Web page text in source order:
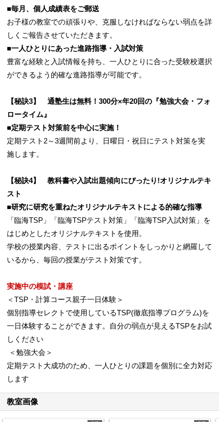
■毎月、個人成績表をご郵送
お子様の教室での頑張りや、克服しなければならない弱点を詳
しくご報告させていただきます。
■一人ひとりにあった進路指導・入試対策
豊富な経験と入試情報を持ち、一人ひとりに合った受験校選択
ができるよう的確な進路指導が可能です。
【秘訣3】 通塾生は無料！300分×年20回の『勉強大会・フォ
ロータイム』
■定期テスト対策前を中心に実施！
定期テスト2～3週間前より、日曜日・祝日にテスト対策を実
施します。
【秘訣4】 教科書や入試出題傾向にぴったり!オリジナルテキ
スト
■研究に研究を重ねたオリジナルテキストによる的確な指導
「臨海TSP」「臨海TSPテスト対策」「臨海TSP入試対策」を
はじめとしたオリジナルテキストを使用。
学校の授業内容、テストに出るポイントをしっかりと網羅して
いるから、毎回の授業がテスト対策です。
実施中の模試・講座
＜TSP・計算コース親子一日体験＞
個別指導セレクトで使用しているTSP(徹底指導プログラム)を
一日体験することができます。自分の弱点が見えるTSPをお試
しください
＜勉強大会＞
定期テスト大成功のため、一人ひとりの課題を個別に全力対応
します
教室画像